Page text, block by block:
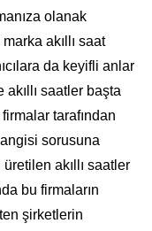
olanak
akıllı saat
da keyifli anlar
saatler başta
tarafından
sorusuna
akıllı saatler
bu firmaların
şirketlerin